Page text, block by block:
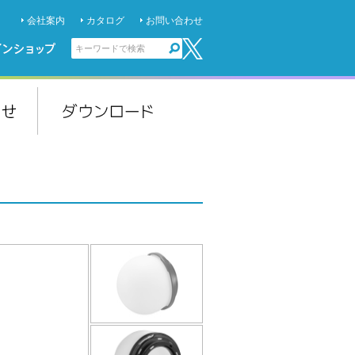
会社案内 カタログ お問い合わせ